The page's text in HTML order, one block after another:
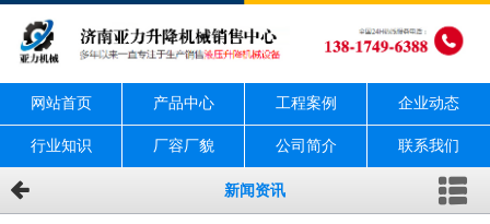
网站首页 产品中心 工程案例 企业动态
行业知识 厂容厂貌 公司简介 联系我们
新闻资讯